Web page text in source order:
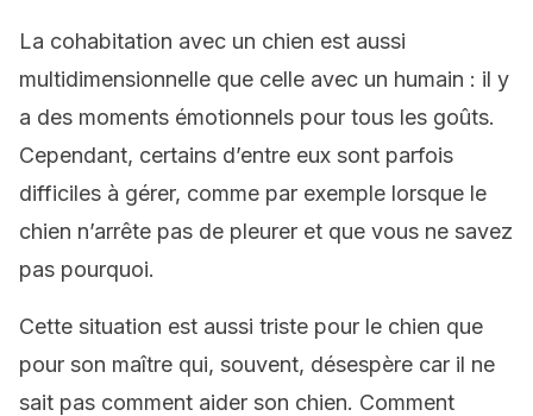
La cohabitation avec un chien est aussi
multidimensionnelle que celle avec un humain : il y
a des moments émotionnels pour tous les goûts.
Cependant, certains d’entre eux sont parfois
difficiles à gérer, comme par exemple lorsque le
chien n’arrête pas de pleurer et que vous ne savez
pas pourquoi.
Cette situation est aussi triste pour le chien que
pour son maître qui, souvent, désespère car il ne
sait pas comment aider son chien. Comment